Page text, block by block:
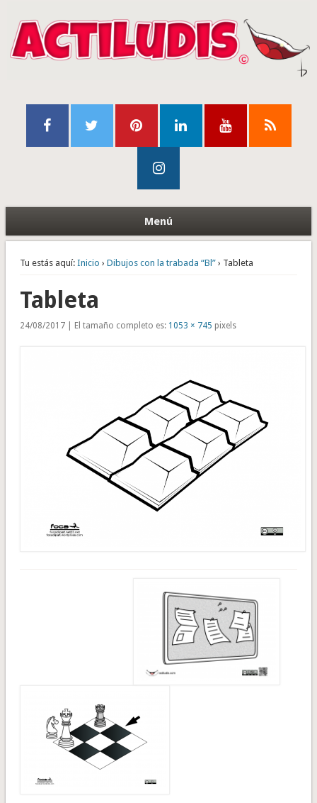
Menú
Tu estás aquí: Inicio › Dibujos con la trabada “Bl”› Tableta
Tableta
24/08/2017 | El tamaño completo es: 1053 × 745 pixels